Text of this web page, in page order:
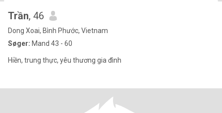
Trần, 46
Dong Xoai, Bình Phước, Vietnam
Søger: Mand 43 - 60
Hiền, trung thực, yêu thương gia đình